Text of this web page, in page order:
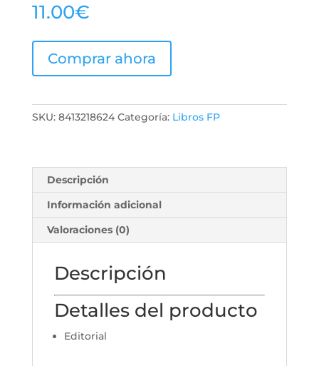
11.00€
Comprar ahora
SKU: 8413218624 Categoría: Libros FP
Descripción
Información adicional
Valoraciones (0)
Descripción
Detalles del producto
Editorial